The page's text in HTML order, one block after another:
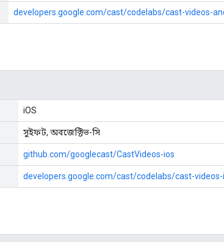
developers.google.com/cast/codelabs/cast-videos-
iOS
সুইফট, অবজেক্টিভ-সি
github.com/googlecast/CastVideos-ios
developers.google.com/cast/codelabs/cast-